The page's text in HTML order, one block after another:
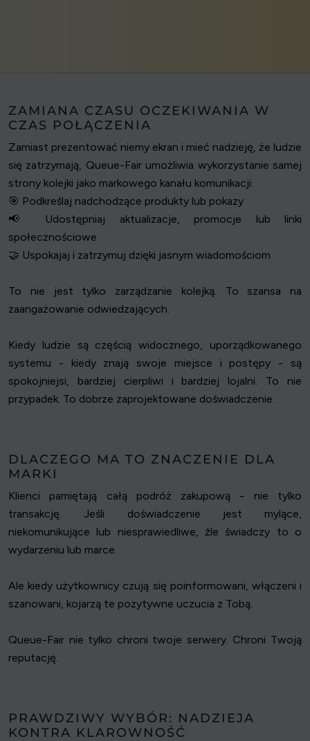
ZAMIANA CZASU OCZEKIWANIA W
CZAS POŁĄCZENIA
Zamiast prezentować niemy ekran i mieć nadzieję, że ludzie
się zatrzymają, Queue-Fair umożliwia wykorzystanie samej
strony kolejki jako markowego kanału komunikacji:
🎯 Podkreślaj nadchodzące produkty lub pokazy
📢 Udostępniaj aktualizacje, promocje lub linki
społecznościowe
🤝 Uspokajaj i zatrzymuj dzięki jasnym wiadomościom
To nie jest tylko zarządzanie kolejką. To szansa na
zaangażowanie odwiedzających.
Kiedy ludzie są częścią widocznego, uporządkowanego
systemu - kiedy znają swoje miejsce i postępy - są
spokojniejsi, bardziej cierpliwi i bardziej lojalni. To nie
przypadek. To dobrze zaprojektowane doświadczenie.
DLACZEGO MA TO ZNACZENIE DLA
MARKI
Klienci pamiętają całą podróż zakupową - nie tylko
transakcję. Jeśli doświadczenie jest mylące,
niekomunikujące lub niesprawiedliwe, źle świadczy to o
wydarzeniu lub marce.
Ale kiedy użytkownicy czują się poinformowani, włączeni i
szanowani, kojarzą te pozytywne uczucia z Tobą.
Queue-Fair nie tylko chroni twoje serwery. Chroni Twoją
reputację.
PRAWDZIWY WYBÓR: NADZIEJA
KONTRA KLAROWNOŚĆ